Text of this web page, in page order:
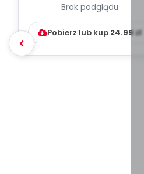
WYCHOWAWCZO –
DYDAKTYC...
Brak podglądu
Pobierz lub kup 24.99zł